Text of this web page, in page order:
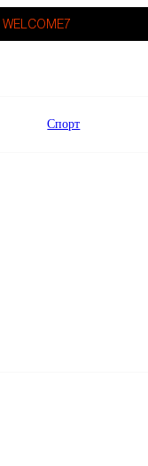
WELCOME7
Спорт